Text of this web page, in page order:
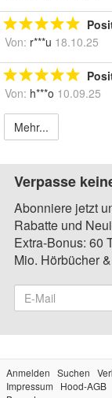
Von: r***u 18.10.25
Von: h***o 10.09.25
Mehr...
Verpasse
Abonniere jetzt
Rabatte und
Extra-Bonus: 60
Mio. Hörbücher
Anmelden Suchen
Impressum
Hood-AGB